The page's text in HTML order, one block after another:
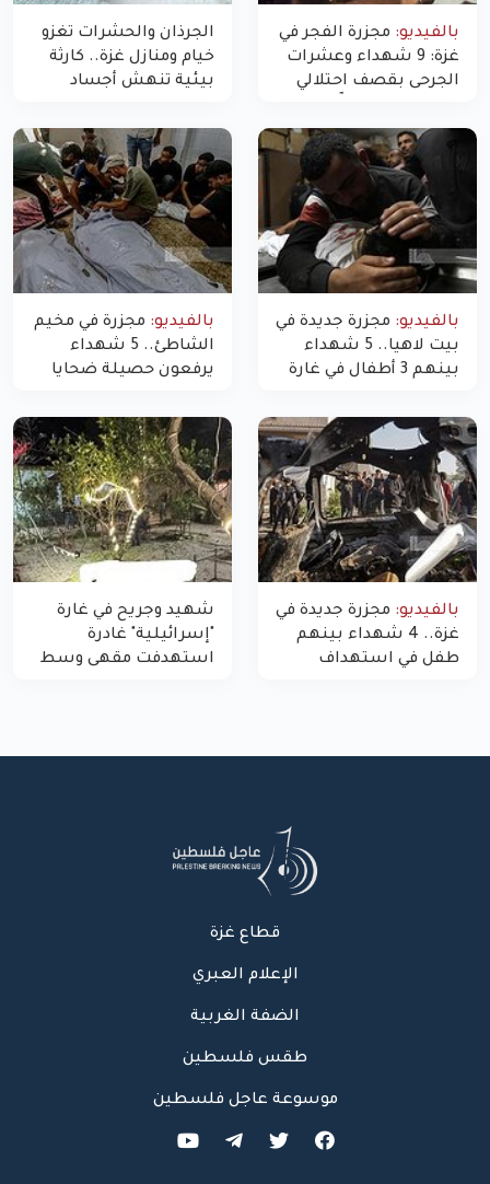
بالفيديو: مجزرة الفجر في
غزة: 9 شهداء وعشرات
الجرحى بقصف احتلالي
الجرذان والحشرات تغزو
خيام ومنازل غزة.. كارثة
بيئية تنهش أجساد
بالفيديو: مجزرة جديدة في
بيت لاهيا.. 5 شهداء
بينهم 3 أطفال في غارة
غزة
بالفيديو: مجزرة في مخيم
الشاطئ.. 5 شهداء
يرفعون حصيلة ضحايا
بالفيديو: مجزرة جديدة في
غزة.. 4 شهداء بينهم
طفل في استهداف
شهيد وجريح في غارة
"إسرائيلية" غادرة
استهدفت مقهى وسط
قطاع غزة
الإعلام العبري
الضفة الغربية
طقس فلسطين
موسوعة عاجل فلسطين